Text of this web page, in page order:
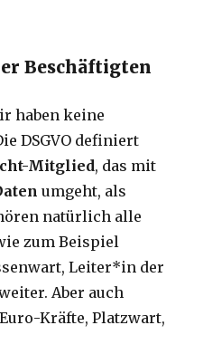
Beschäftigten
haben keine
DSGVO definiert
Mitglied, das mit
umgeht, als
natürlich alle
zum Beispiel
Leiter*in der
Aber auch
Kräfte, Platzwart,